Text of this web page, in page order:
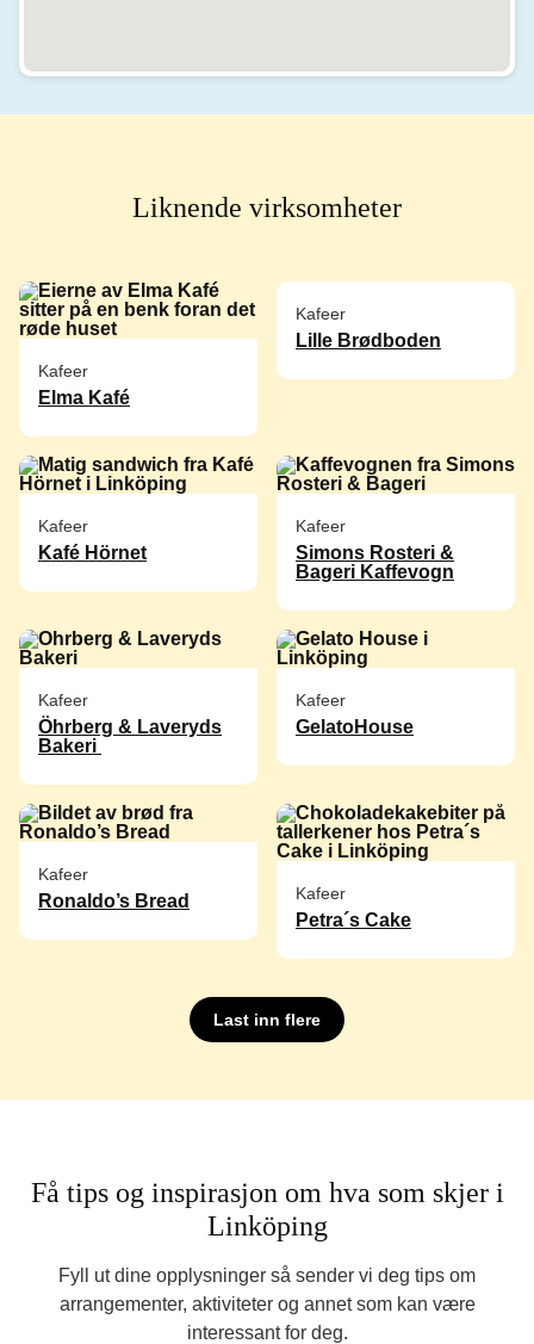
Liknende virksomheter
Kafeer
Elma Kafé
Kafeer
Lille Brødboden
Kafeer
Kafé Hörnet
Kafeer
Simons Rosteri &
Bageri Kaffevogn
Kafeer
Öhrberg & Laveryds
Bakeri
Kafeer
GelatoHouse
Kafeer
Ronaldo’s Bread Kafeer
Petra´s Cake
Last inn flere
Få tips og inspirasjon om hva som skjer i
Linköping
Fyll ut dine opplysninger så sender vi deg tips om
arrangementer, aktiviteter og annet som kan være
interessant for deg.